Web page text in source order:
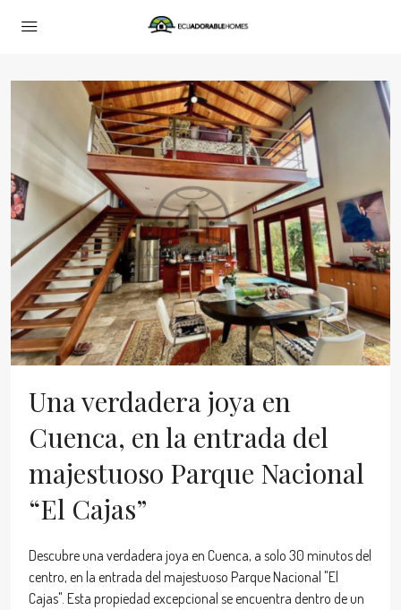
Una verdadera joya en
Cuenca, en la entrada del
majestuoso Parque Nacional
“El Cajas”
Descubre una verdadera joya en Cuenca, a solo 30 minutos del
centro, en la entrada del majestuoso Parque Nacional "El
Cajas". Esta propiedad excepcional se encuentra dentro de un